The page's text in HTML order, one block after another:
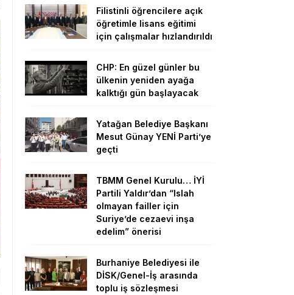
Filistinli öğrencilere açık
öğretimle lisans eğitimi
için çalışmalar hızlandırıldı
CHP: En güzel günler bu
ülkenin yeniden ayağa
kalktığı gün başlayacak
Yatağan Belediye Başkanı
Mesut Günay YENİ Parti’ye
geçti
TBMM Genel Kurulu… İYİ
Partili Yaldır’dan “Islah
olmayan failler için
Suriye’de cezaevi inşa
edelim” önerisi
Burhaniye Belediyesi ile
DİSK/Genel-İş arasında
toplu iş sözleşmesi